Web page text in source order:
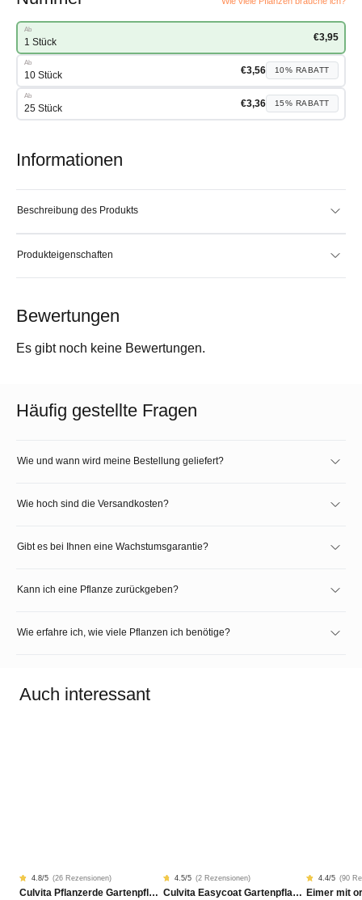
Ab
1 Stück €3,95
Ab
10 Stück €3,56 10% RABATT
Ab
25 Stück €3,36 15% RABATT
Informationen
Beschreibung des Produkts
Produkteigenschaften
Bewertungen
Es gibt noch keine Bewertungen.
Häufig gestellte Fragen
Wie und wann wird meine Bestellung geliefert?
Wie hoch sind die Versandkosten?
Gibt es bei Ihnen eine Wachstumsgarantie?
Kann ich eine Pflanze zurückgeben?
Wie erfahre ich, wie viele Pflanzen ich benötige?
Auch interessant
Rated
4.77
26
4.8/5 (26 Rezensionen)
Culvita Pflanzerde Gartenpflanzen, Bäume & Hecken BIO 40L
Rated
4.50
2
4.5/5 (2 Rezensionen)
Culvita Easycoat Gartenpflanzendünger (Langzeitwirkung)
Rated
4.42
90
4.4/5 (90